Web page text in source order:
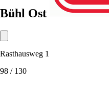
Bühl Ost
Rasthausweg 1
98 / 130